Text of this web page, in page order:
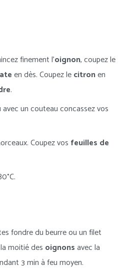
finement l’oignon, coupez le
en dès. Coupez lecitronen
.
avec un couteau concassez vos
Coupez vos feuilles de
fondre du beurre ou un filet
moitié des oignonsavec la
3 min à feu moyen.